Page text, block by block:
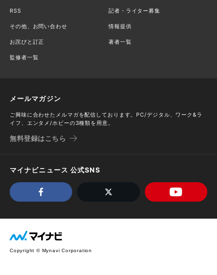
RSS 記者・ライター募集
その他、お問い合わせ 情報提供
お詫びと訂正 著者一覧
監修者一覧
メールマガジン
ご興味に合わせたメルマガを配信しております。PC/デジタル、ワーク&ラ
イフ、エンタメ/ホビーの3種類を用意。
無料登録はこちら
マイナビニュース 公式SNS
Copyright © Mynavi Corporation